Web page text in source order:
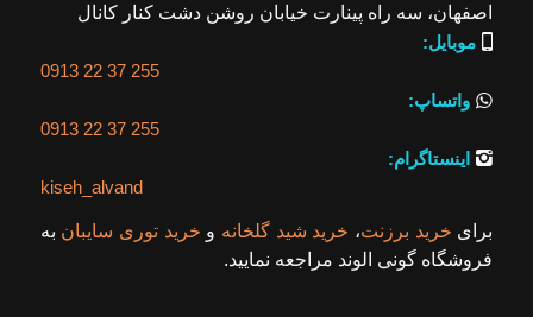
اصفهان، سه راه پینارت خیابان روشن دشت کنار کانال
موبایل:
0913 22 37 255
 واتساپ:
0913 22 37 255
 اینستاگرام:
kiseh_alvand
برای خرید برزنت، خرید شید گلخانه و خرید توری سایبان به
فروشگاه گونی الوند مراجعه نمایید.